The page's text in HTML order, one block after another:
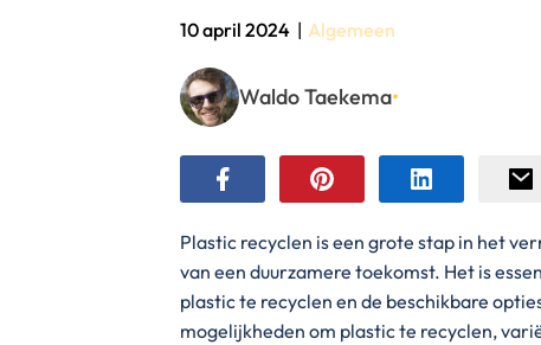
10 april 2024 | Algemeen
Waldo Taekema•
Plastic recyclen is een grote stap in het
van een duurzamere toekomst. Het is
plastic te recyclen en de beschikbare
mogelijkheden om plastic te recyclen,